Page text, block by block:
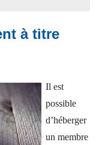
à titre
Il est
possible
d’héberger
un membre